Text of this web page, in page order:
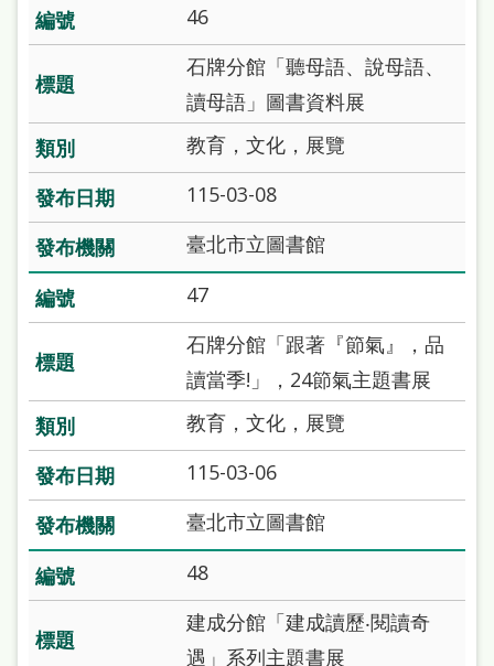
全
策
政
府
網
站
資
料
開
宣
告
著
作
權
侵
權
46
石牌分館「聽母語、說母語、
讀母語」圖書資料展
教育，文化，展覽
115-03-08
臺北市立圖書館
47
石牌分館「跟著『節氣』，品
讀當季!」，24節氣主題書展
教育，文化，展覽
115-03-06
臺北市立圖書館
48
建成分館「建成讀歷‧閱讀奇
遇」系列主題書展